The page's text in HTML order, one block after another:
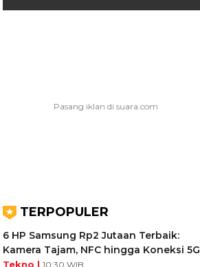
TERPOPULER
6 HP Samsung Rp2 Jutaan Terbaik:
Kamera Tajam, NFC hingga Koneksi 5G
Tekno | 10:30 WIB